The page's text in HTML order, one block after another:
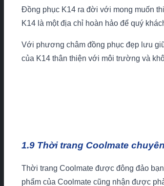
Đồng phục K14 ra đời với mong muốn
K14 là một địa chỉ hoàn hảo để quý
Với phương châm đồng phục đẹp lưu
của K14 thân thiện với môi trường và
1.9 Thời trang Coolmate
Thời trang Coolmate được đông đảo
phẩm của Coolmate cũng nhận được